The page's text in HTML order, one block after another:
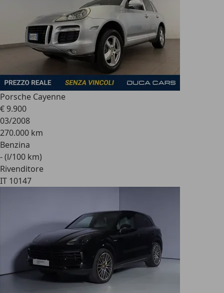
Porsche Cayenne
€ 9.900
03/2008
270.000 km
Benzina
- (l/100 km)
Rivenditore
IT 10147